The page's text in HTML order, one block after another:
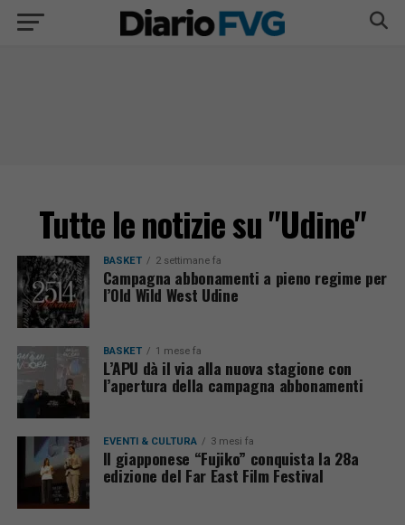
Tutte le notizie su "Udine"
BASKET 2 settimane fa
Campagna abbonamenti a pieno regime per
l’Old Wild West Udine
BASKET 1 mese fa
L’APU dà il via alla nuova stagione con
l’apertura della campagna abbonamenti
EVENTI & CULTURA 3 mesi fa
Il giapponese “Fujiko” conquista la 28a
edizione del Far East Film Festival